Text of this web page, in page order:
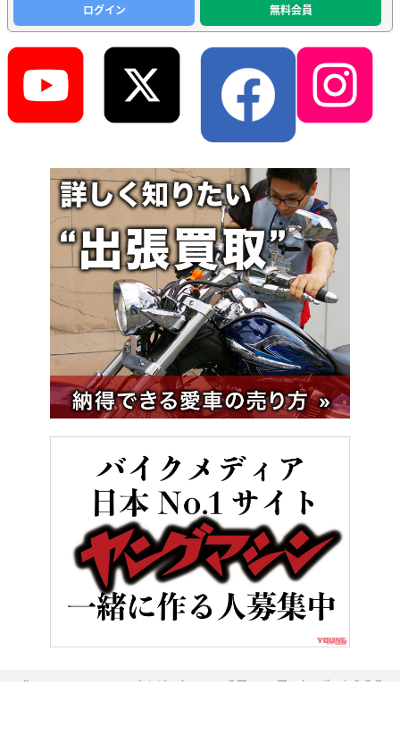
ログイン
無料会員
ニュース＆トピックス う回で300円のクーポンもらえる!